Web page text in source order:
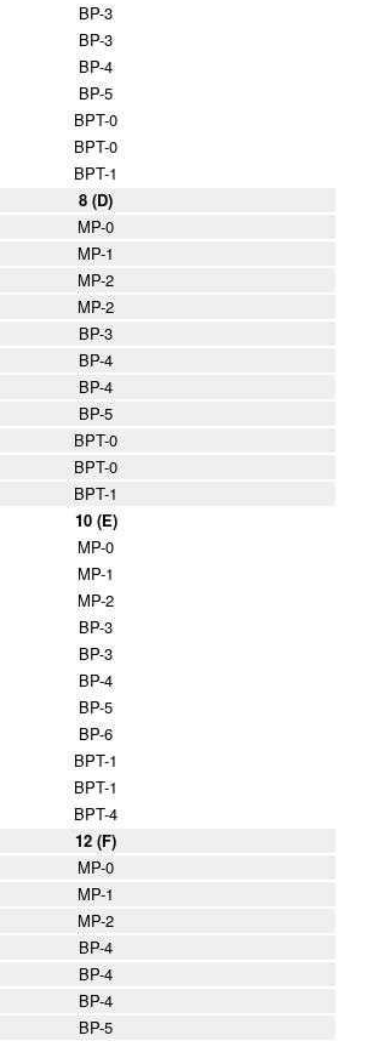
BP-3
BP-3
BP-4
BP-5
BPT-0
BPT-0
BPT-1
8 (D)
MP-0
MP-1
MP-2
MP-2
BP-3
BP-4
BP-4
BP-5
BPT-0
BPT-0
BPT-1
10 (E)
MP-0
MP-1
MP-2
BP-3
BP-3
BP-4
BP-5
BP-6
BPT-1
BPT-1
BPT-4
12 (F)
MP-0
MP-1
MP-2
BP-4
BP-4
BP-4
BP-5